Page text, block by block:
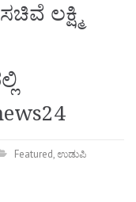
ಲಕ್ಷ್ಮಿ
Featured,ಉಡುಪಿ